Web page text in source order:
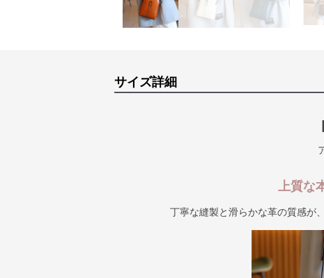
サイズ詳細
上質な
丁寧な縫製と滑らかな革の質感が